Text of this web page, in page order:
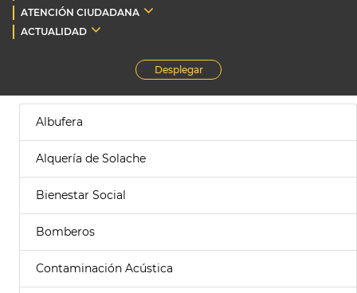
ATENCIÓN CIUDADANA
ACTUALIDAD
Desplegar
Albufera
Alquería de Solache
Bienestar Social
Bomberos
Contaminación Acústica